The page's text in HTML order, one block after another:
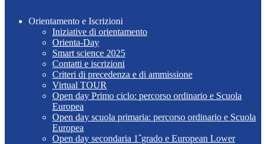
Orientamento e Iscrizioni
Iniziative di orientamento
Orienta-Day
Smart science 2025
Contatti e iscrizioni
Criteri di precedenza e di ammissione
Virtual TOUR
Open day Primo ciclo: percorso ordinario e Scuola
Europea
Open day scuola primaria: percorso ordinario e Scuola
Europea
Open day secondaria 1ˆgrado e European Lower